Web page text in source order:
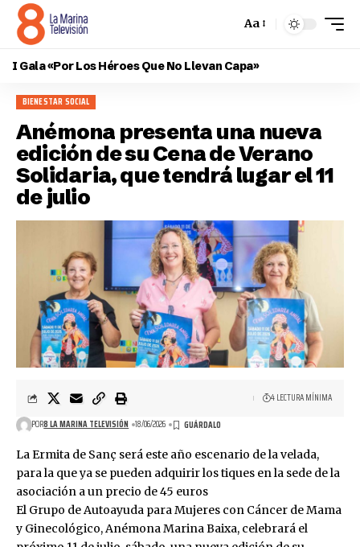
Aa
I Gala «Por Los Héroes Que No Llevan Capa»
BIENESTAR SOCIAL
Anémona presenta una nueva
edición de su Cena de Verano
Solidaria, que tendrá lugar el 11
de julio
POR8 LA MARINA TELEVISIÓN 18/06/2026
4 LECTURA MÍNIMA
La Ermita de Sanç será este año escenario de la velada,
para la que ya se pueden adquirir los tiques en la sede de la
asociación a un precio de 45 euros
El Grupo de Autoayuda para Mujeres con Cáncer de Mama
y Ginecológico, Anémona Marina Baixa, celebrará el